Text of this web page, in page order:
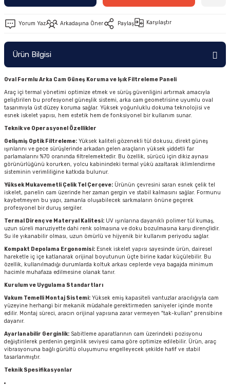
Yorum Yaz Arkadaşına Öner Paylaş Karşılaştır
Ürün Bilgisi
Oval Formlu Arka Cam Güneş Koruma ve Işık Filtreleme Paneli
Araç içi termal yönetimi optimize etmek ve sürüş güvenliğini artırmak amacıyla
geliştirilen bu profesyonel güneşlik sistemi, arka cam geometrisine uyumlu oval
tasarımıyla üst düzey koruma sağlar. Yüksek yoğunluklu dokuma teknolojisi ve
esnek iskelet yapısı, hem estetik hem de fonksiyonel bir kullanım sunar.
Teknik ve Operasyonel Özellikler
Gelişmiş Optik Filtreleme: Yüksek kaliteli gözenekli tül dokusu, direkt güneş
ışınlarını ve gece sürüşlerinde arkadan gelen araçların yüksek şiddetli far
parlamalarını %70 oranında filtrelemektedir. Bu özellik, sürücü için dikiz aynası
görünürlüğünü korurken, yolcu kabinindeki termal yükü azaltarak iklimlendirme
sisteminin verimliliğine katkıda bulunur.
Yüksek Mukavemetli Çelik Tel Çerçeve: Ürünün çevresini saran esnek çelik tel
iskelet, panelin cam üzerinde her zaman gergin ve stabil kalmasını sağlar. Formunu
kaybetmeyen bu yapı, zamanla oluşabilecek sarkmaların önüne geçerek
profesyonel bir duruş sergiler.
Termal Direnç ve Materyal Kalitesi: UV ışınlarına dayanıklı polimer tül kumaş,
uzun süreli maruziyette dahi renk solmasına ve doku bozulmasına karşı dirençlidir.
Su ile yıkanabilir olması, uzun ömürlü ve hijyenik bir kullanım periyodu sağlar.
Kompakt Depolama Ergonomisi: Esnek iskelet yapısı sayesinde ürün, dairesel
hareketle iç içe katlanarak orijinal boyutunun üçte birine kadar küçülebilir. Bu
özellik, kullanılmadığı durumlarda koltuk arkası ceplerde veya bagajda minimum
hacimle muhafaza edilmesine olanak tanır.
Kurulum ve Uygulama Standartları
Vakum Temelli Montaj Sistemi: Yüksek emiş kapasiteli vantuzlar aracılığıyla cam
yüzeyine herhangi bir mekanik müdahale gerektirmeden saniyeler içinde monte
edilir. Montaj süreci, aracın orijinal yapısına zarar vermeyen "tak-kullan" prensibine
dayanır.
Ayarlanabilir Gerginlik: Sabitleme aparatlarının cam üzerindeki pozisyonu
değiştirilerek perdenin gerginlik seviyesi cama göre optimize edilebilir. Ürün, araç
vibrasyonuna bağlı gürültü oluşumunu engelleyecek şekilde hafif ve stabil
tasarlanmıştır.
Teknik Spesifikasyonlar